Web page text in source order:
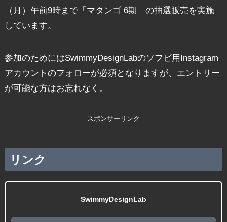
（月）午前9時まで「マタンゴ 6期」の抽選販売を実施
しています。
参加のためにはSwimmyDesignLabのソフビ用Instagram
アカウントのフォローが必須となりますが、エントリー
が可能な方はお忘れなく。
スポンサーリンク
リンク
SwimmyDesignLab